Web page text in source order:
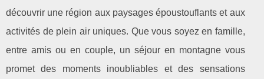
découvrir une région aux paysages époustouflants et aux
activités de plein air uniques. Que vous soyez en famille,
entre amis ou en couple, un séjour en montagne vous
promet des moments inoubliables et des sensations